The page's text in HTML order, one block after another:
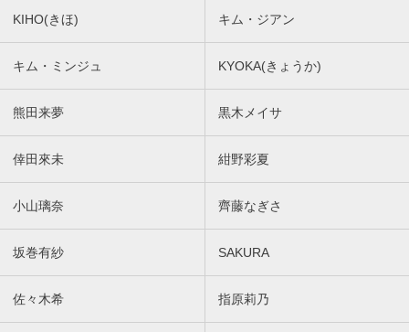
KIHO(きほ) キム・ジアン
キム・ミンジュ KYOKA(きょうか)
熊田来夢 黒木メイサ
倖田來未 紺野彩夏
小山璃奈 齊藤なぎさ
坂巻有紗 SAKURA
佐々木希 指原莉乃